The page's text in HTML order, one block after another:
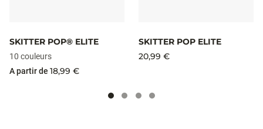
SKITTER POP® ELITE
10 couleurs
A partir de 18,99 €
SKITTER POP ELITE
20,99 €